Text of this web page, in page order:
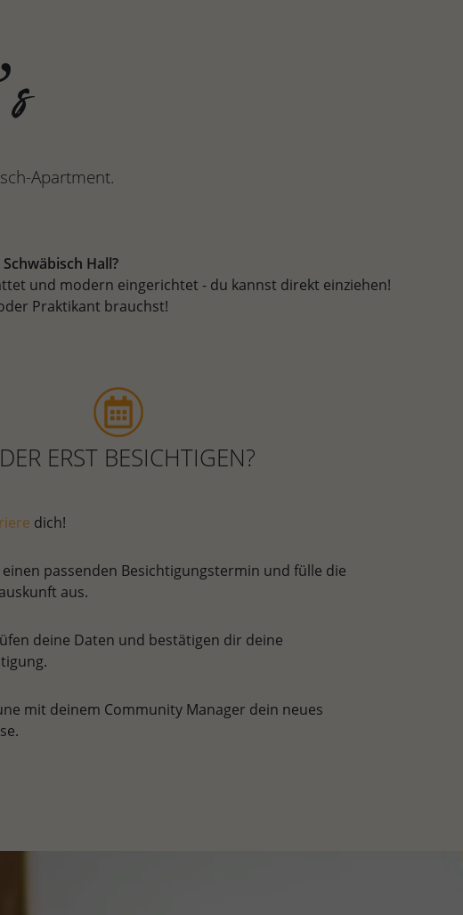
Apartment.
Hall?
und modern eingerichtet - du kannst direkt einziehen!
Praktikant brauchst!
ERST BESICHTIGEN?
dich!
einen passenden Besichtigungstermin und fülle die
aus.
deine Daten und bestätigen dir deine
mit deinem Community Manager dein neues